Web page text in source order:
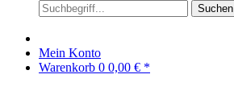
Suchen
Mein Konto
Warenkorb 0 0,00 € *